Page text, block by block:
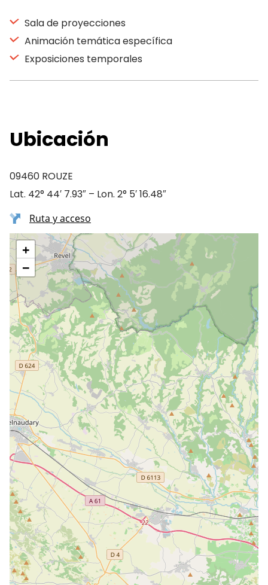
Sala de proyecciones
Animación temática específica
Exposiciones temporales
Ubicación
09460 ROUZE
Lat. 42° 44′ 7.93″ – Lon. 2° 5′ 16.48″
Ruta y acceso
+
−